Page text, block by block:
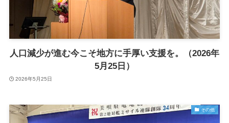
人口減少が進む今こそ地方に手厚い支援を。（2026年
5月25日）
2026年5月25日
その他